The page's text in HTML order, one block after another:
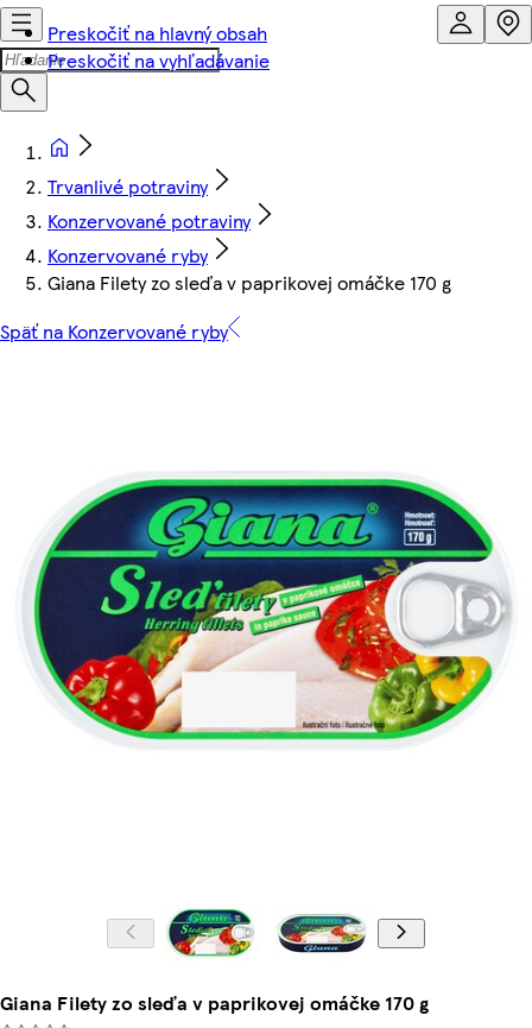
Preskočiť na hlavný obsah
Preskočiť na vyhľadávanie
Trvanlivé potraviny
Konzervované potraviny
Konzervované ryby
Giana Filety zo sleďa v paprikovej omáčke 170 g
Späť na Konzervované ryby
Giana Filety zo sleďa v paprikovej omáčke 170 g